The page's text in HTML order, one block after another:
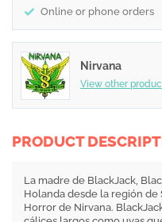
Online or phone orders
Nirvana
View other
PRODUCT
La madre de BlackJack,
Holanda desde la región
Horror de Nirvana.